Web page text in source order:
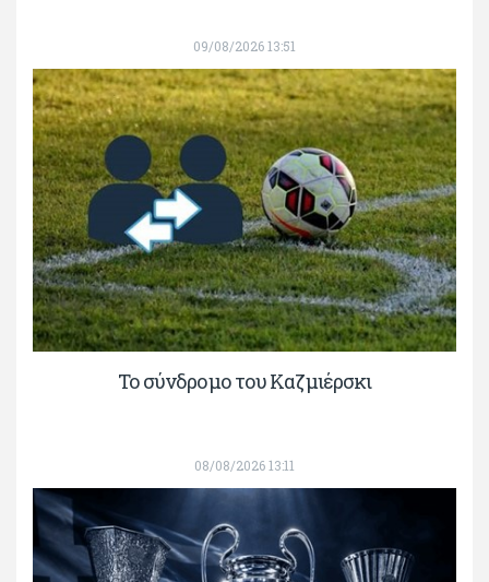
09/08/2026 13:51
Το σύνδρομο του Καζμιέρσκι
08/08/2026 13:11